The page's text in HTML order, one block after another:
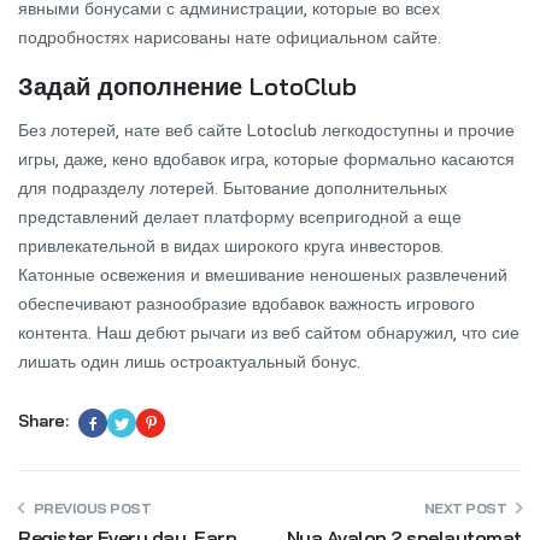
явными бонусами с администрации, которые во всех
подробностях нарисованы нате официальном сайте.
Задай дополнение LotoClub
Без лотерей, нате веб сайте Lotoclub легкодоступны и прочие
игры, даже, кено вдобавок игра, которые формально касаются
для подразделу лотерей. Бытование дополнительных
представлений делает платформу всепригодной а еще
привлекательной в видах широкого круга инвесторов.
Катонные освежения и вмешивание неношеных развлечений
обеспечивают разнообразие вдобавок важность игрового
контента. Наш дебют рычаги из веб сайтом обнаружил, что сие
лишать один лишь остроактуальный бонус.
Share:
PREVIOUS POST NEXT POST